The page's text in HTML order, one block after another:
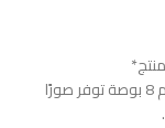
- شاشة بحجم 8 بوصة توفر صورًا